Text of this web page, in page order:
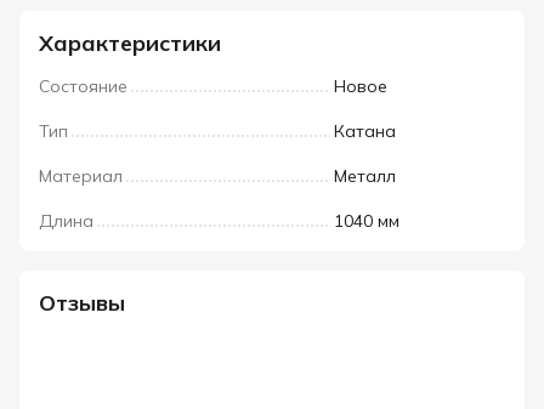
Характеристики
Состояние Новое
Тип Катана
Материал Металл
Длина 1040 мм
Отзывы